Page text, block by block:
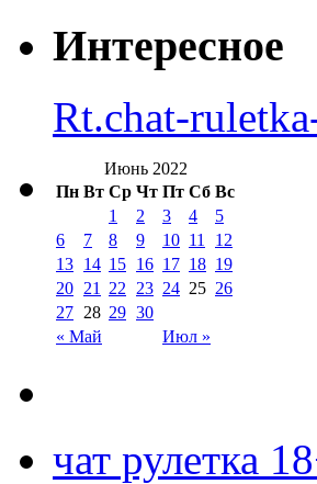
Интересное
Rt.chat-
Июнь 2022
Пн Вт Ср Чт Пт Сб Вс
« Май Июл »
1 2 3 4
5
6
7 8 9 10 11
12
13 14 15 16 17 18 19
20 21 22 23 24 25 26
27 28 29 30
чат рулетка